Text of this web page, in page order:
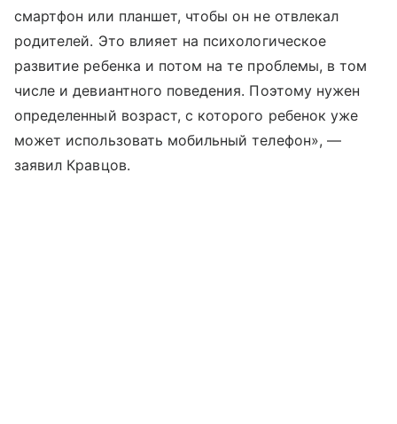
смартфон или планшет, чтобы он не отвлекал
родителей. Это влияет на психологическое
развитие ребенка и потом на те проблемы, в том
числе и девиантного поведения. Поэтому нужен
определенный возраст, с которого ребенок уже
может использовать мобильный телефон», —
заявил Кравцов.